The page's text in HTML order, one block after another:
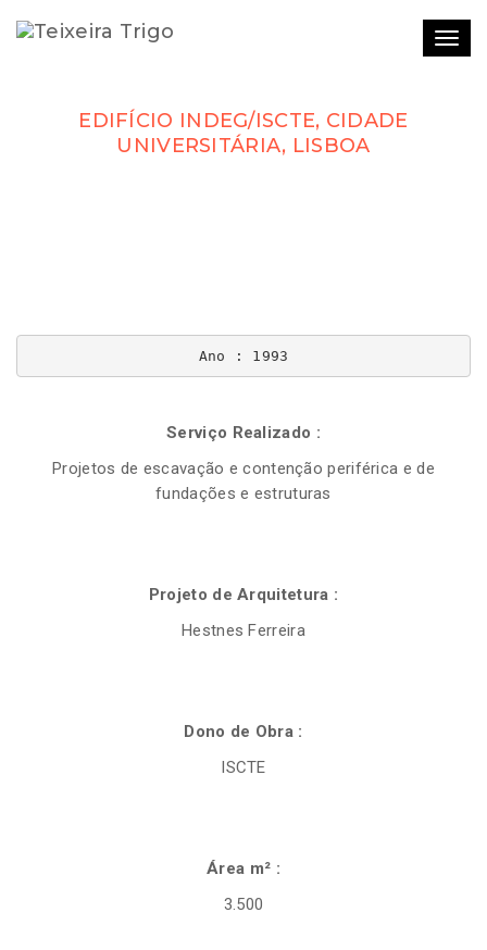
EDIFÍCIO INDEG/ISCTE, CIDADE
UNIVERSITÁRIA, LISBOA
Ano : 1993
Serviço Realizado :
Projetos de escavação e contenção periférica e de
fundações e estruturas
Projeto de Arquitetura :
Hestnes Ferreira
Dono de Obra :
ISCTE
Área m² :
3.500